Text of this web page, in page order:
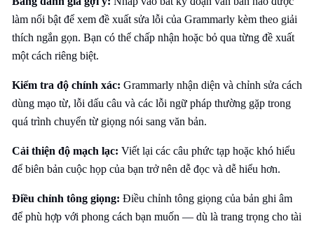
làm nổi bật để xem đề xuất sửa lỗi của Grammarly kèm theo giải
thích ngắn gọn. Bạn có thể chấp nhận hoặc bỏ qua từng đề xuất
một cách riêng biệt.
Kiểm tra độ chính xác: Grammarly nhận diện và chỉnh sửa cách
dùng mạo từ, lỗi dấu câu và các lỗi ngữ pháp thường gặp trong
quá trình chuyển từ giọng nói sang văn bản.
Cải thiện độ mạch lạc: Viết lại các câu phức tạp hoặc khó hiểu
để biên bản cuộc họp của bạn trở nên dễ đọc và dễ hiểu hơn.
Điều chỉnh tông giọng: Điều chỉnh tông giọng của bản ghi âm
để phù hợp với phong cách bạn muốn — dù là trang trọng cho tài